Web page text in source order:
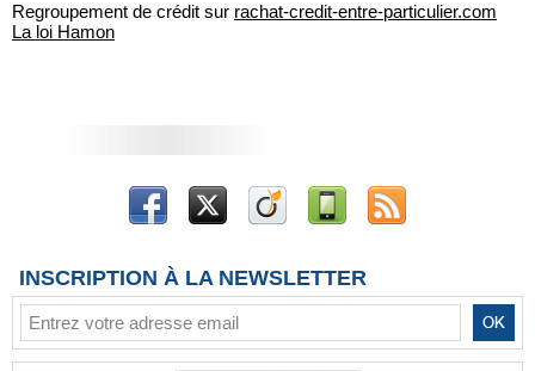
Regroupement de crédit sur rachat-credit-entre-particulier.com
La loi Hamon
INSCRIPTION À LA NEWSLETTER